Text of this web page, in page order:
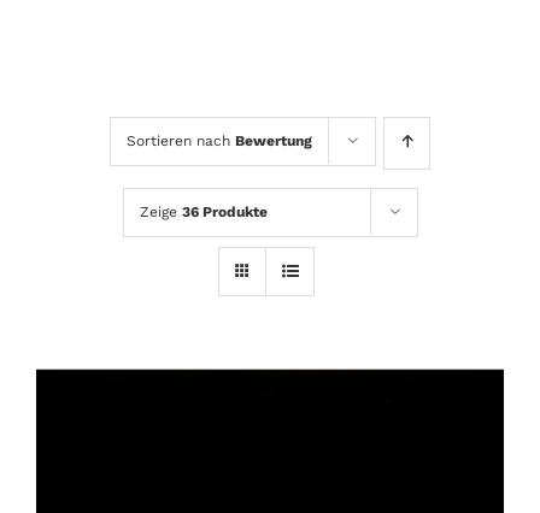
Sortieren nach Bewertung
Zeige 36 Produkte